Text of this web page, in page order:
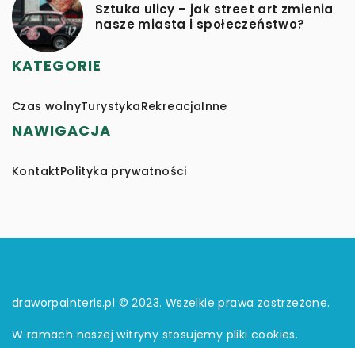
Sztuka ulicy – jak street art zmienia
nasze miasta i społeczeństwo?
KATEGORIE
Czas wolnyTurystykaRekreacjaInne
NAWIGACJA
KontaktPolityka prywatności
draworpainteris.pl © 2023. Wszelkie prawa zastrzeżone.
W ramach naszej witryny stosujemy pliki cookies.